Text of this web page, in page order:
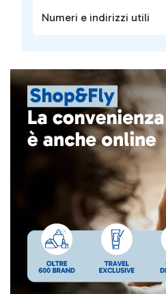
Numeri e indirizzi utili